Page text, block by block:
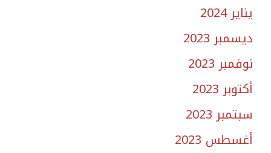
يناير 2024
ديسمبر 2023
نوفمبر 2023
أكتوبر 2023
سبتمبر 2023
أغسطس 2023